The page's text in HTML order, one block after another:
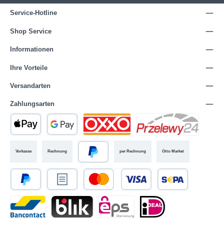
Service-Hotline
Shop Service
Informationen
Ihre Vorteile
Versandarten
Zahlungsarten
per Rechnung Otto Market
Vorkasse Rechnung